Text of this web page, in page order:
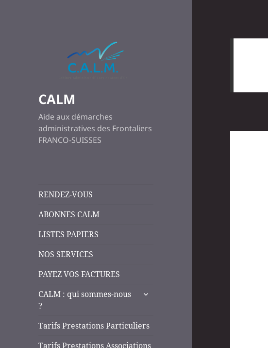
CALM
Aide aux démarches
administratives des Frontaliers
FRANCO-SUISSES
RENDEZ-VOUS
ABONNES CALM
LISTES PAPIERS
NOS SERVICES
PAYEZ VOS FACTURES
CALM : qui sommes-nous
?
ouvrir
menu
Tarifs Prestations Particuliers
Tarifs Prestations Associations